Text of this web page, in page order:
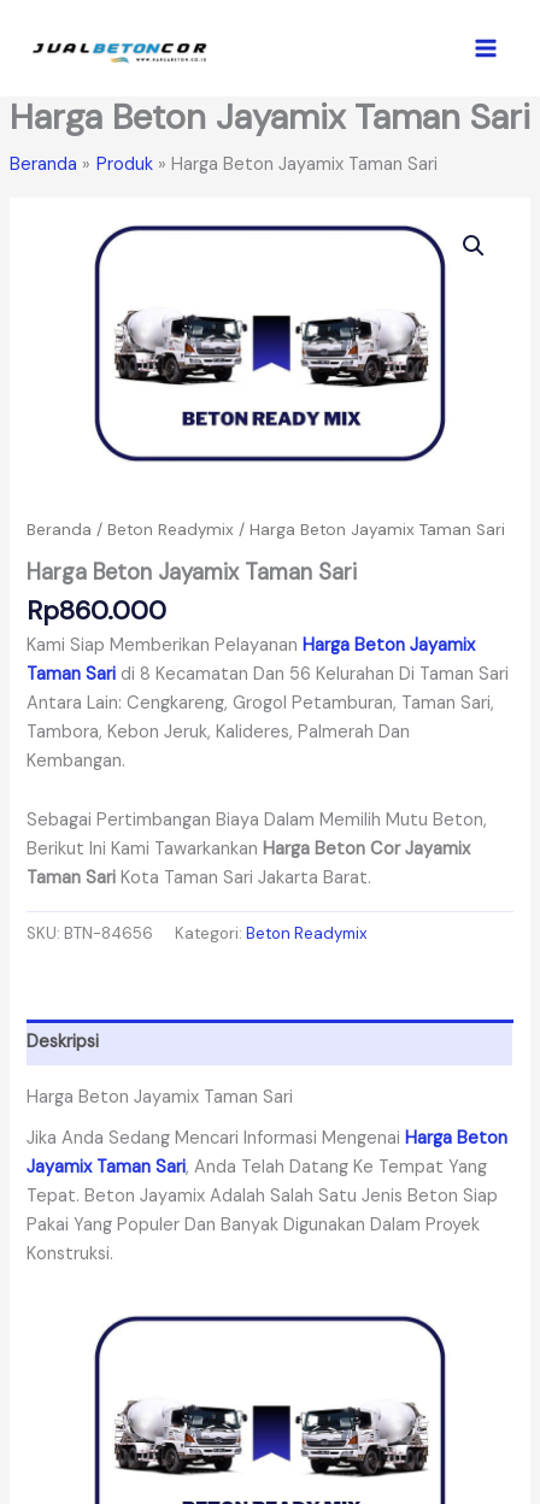
Harga Beton Jayamix Taman Sari
Beranda Produk Harga Beton Jayamix Taman Sari
Beranda /Beton Readymix / Harga Beton Jayamix Taman Sari
Harga Beton Jayamix Taman Sari
Rp860.000
Kami Siap Memberikan Pelayanan Harga Beton Jayamix
Taman Sari di 8 Kecamatan Dan 56 Kelurahan Di Taman Sari
Antara Lain: Cengkareng, Grogol Petamburan, Taman Sari,
Tambora, Kebon Jeruk, Kalideres, Palmerah Dan
Kembangan.
Sebagai Pertimbangan Biaya Dalam Memilih Mutu Beton,
Berikut Ini Kami TawarkankanHarga Beton Cor Jayamix
Taman Sari Kota Taman Sari Jakarta Barat.
SKU: BTN-84656 Kategori:Beton Readymix
Deskripsi
Harga Beton Jayamix Taman Sari
Jika Anda Sedang Mencari Informasi MengenaiHarga Beton
Jayamix Taman Sari, Anda Telah Datang Ke Tempat Yang
Tepat. Beton Jayamix Adalah Salah Satu Jenis Beton Siap
Pakai Yang Populer Dan Banyak Digunakan Dalam Proyek
Konstruksi.